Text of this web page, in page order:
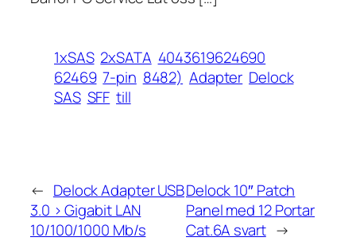
1xSAS 2xSATA 4043619624690
62469 7-pin 8482) Adapter Delock
SAS SFF till
← Delock Adapter USB
3.0 > Gigabit LAN
10/100/1000 Mb/s
Delock 10″ Patch
Panel med 12 Portar
Cat.6A svart →